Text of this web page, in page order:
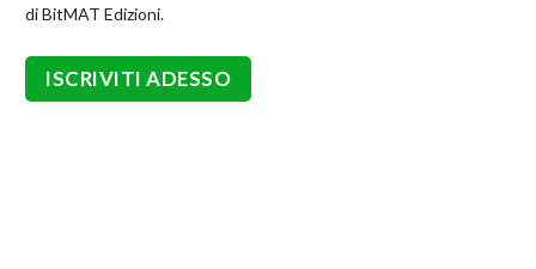
di BitMAT Edizioni.